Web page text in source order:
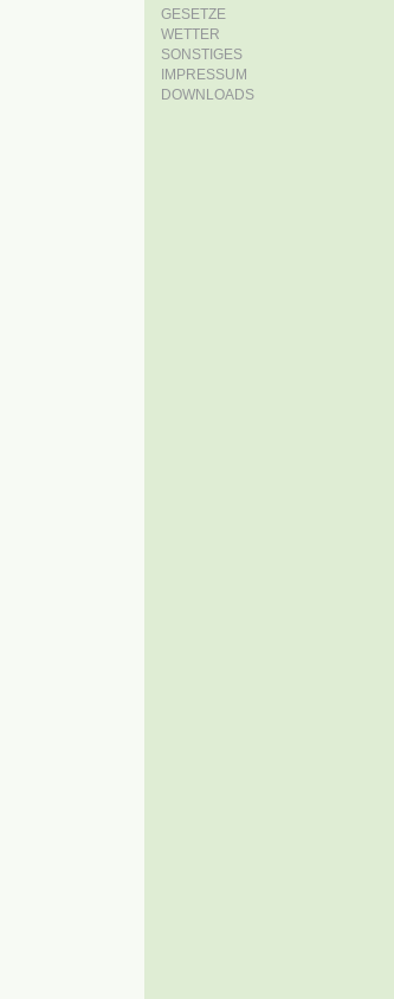
GESETZE
WETTER
SONSTIGES
IMPRESSUM
DOWNLOADS